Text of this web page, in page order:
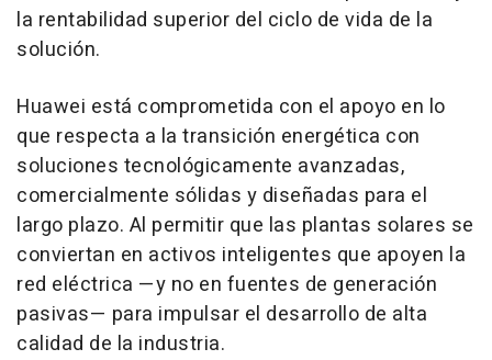
la rentabilidad superior del ciclo de vida de la
solución.
Huawei está comprometida con el apoyo en lo
que respecta a la transición energética con
soluciones tecnológicamente avanzadas,
comercialmente sólidas y diseñadas para el
largo plazo. Al permitir que las plantas solares se
conviertan en activos inteligentes que apoyen la
red eléctrica —y no en fuentes de generación
pasivas— para impulsar el desarrollo de alta
calidad de la industria.